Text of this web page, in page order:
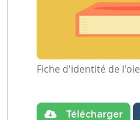
Fiche d'identité de l'oie
Télécharger